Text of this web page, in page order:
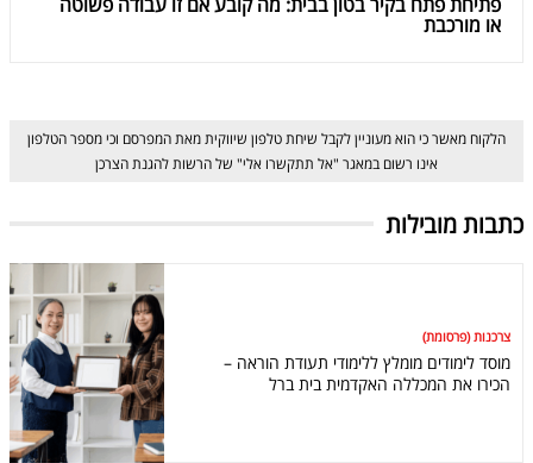
או מורכבת
הלקוח מאשר כי הוא מעוניין לקבל שיחת טלפון שיווקית מאת המפרסם וכי מספר הטלפון
אינו רשום במאגר "אל תתקשרו אלי" של הרשות להגנת הצרכן
כתבות מובילות
צרכנות (פרסומת)
מוסד לימודים מומלץ ללימודי תעודת הוראה –
הכירו את המכללה האקדמית בית ברל